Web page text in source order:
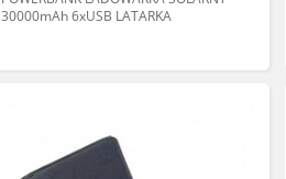
30000mAh 6xUSB LATARKA